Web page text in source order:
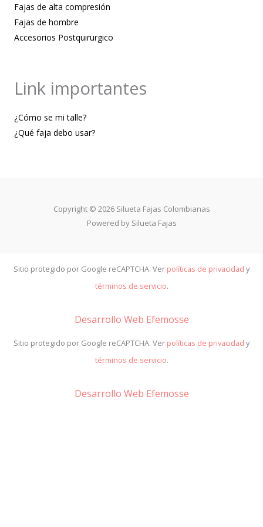
Fajas de alta compresión
Fajas de hombre
Accesorios Postquirurgico
Link importantes
¿Cómo se mi talle?
¿Qué faja debo usar?
Copyright © 2026 Silueta Fajas Colombianas
Powered by Silueta Fajas
Sitio protegido por Google reCAPTCHA. Ver políticas de privacidad y
términos de servicio.
Desarrollo Web Efemosse
Sitio protegido por Google reCAPTCHA. Ver políticas de privacidad y
términos de servicio.
Desarrollo Web Efemosse